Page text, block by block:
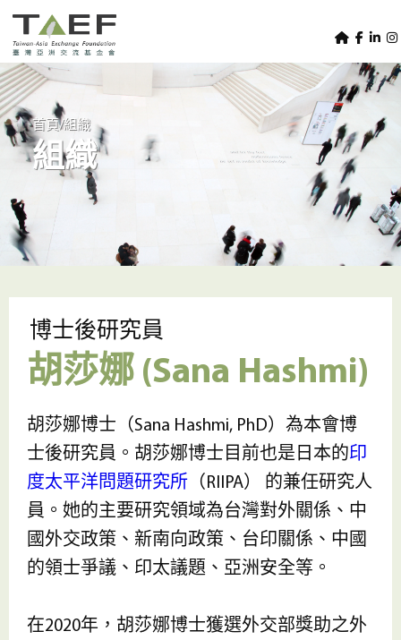
Skip to main content
TAEF
s
e
r
m
e
n
u
o
m
e
p
m
首頁/組織
組織
博士後研究員
胡莎娜 (Sana Hashmi)
胡莎娜博士（Sana Hashmi, PhD）為本會博
士後研究員。胡莎娜博士目前也是日本的印
度太平洋問題研究所 （RIIPA） 的兼任研究人
員。她的主要研究領域為台灣對外關係、中
國外交政策、新南向政策、台印關係、中國
的領士爭議、印太議題、亞洲安全等。
在2020年，胡莎娜博士獲選外交部獎助之外